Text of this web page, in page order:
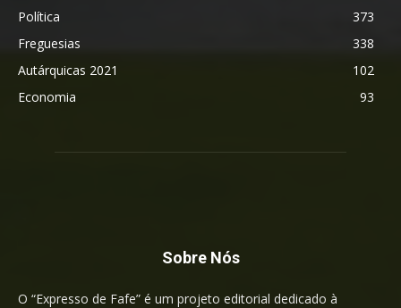
Política
373
Freguesias
338
Autárquicas 2021
102
Economia
93
Sobre Nós
O “Expresso de Fafe” é um projeto editorial dedicado à